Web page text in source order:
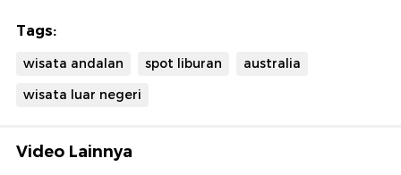
Tags:
wisata andalan spot liburan
australia
wisata luar negeri
Video Lainnya